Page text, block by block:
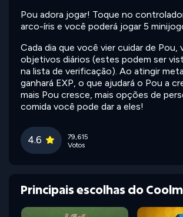
Pou adora jogar! Toque no
arco-íris e você poderá jogar 5
Cada dia que você vier cuidar de
objetivos diários (estes podem ser
na lista de verificação). Ao atingir
ganhará EXP, o que ajudará o Pou a
mais Pou cresce, mais opções de
comida você pode dar a eles!
4.6
79,615
Votos
Principais escolhas do